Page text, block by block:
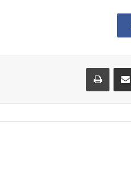
مشاركة عبر البريد طباعة